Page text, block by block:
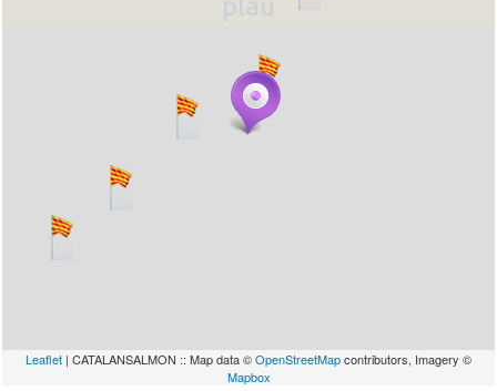
Leaflet | CATALANSALMON :: Map data ©OpenStreetMapcontributors, Imagery ©
Mapbox